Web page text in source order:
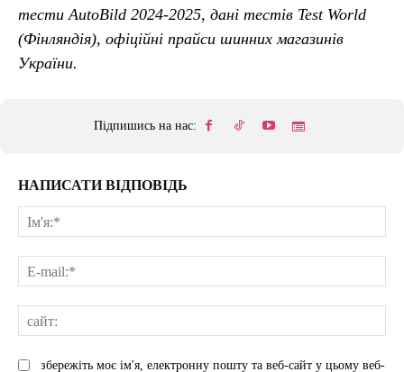
тести AutoBild 2024-2025, дані тестів Test World
(Фінляндія), офіційні прайси шинних магазинів
України.
Підпишись на нас:
НАПИСАТИ ВІДПОВІДЬ
збережіть моє ім'я, електронну пошту та веб-сайт у цьому веб-